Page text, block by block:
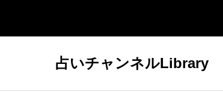
占いチャンネルLibrary